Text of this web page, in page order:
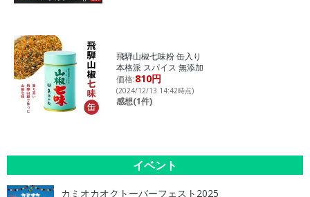
飛騨山椒七味粉 缶入り
本格派 スパイス 無添加
価格:810円
(2024/12/13 14:42時点)
感想(1件)
イベント
カミオカオクトーバーフェスト2025